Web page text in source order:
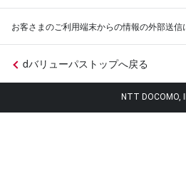
お客さまのご利用端末からの情報の外部送信
dバリューパストップへ戻る
NTT DOCOMO,